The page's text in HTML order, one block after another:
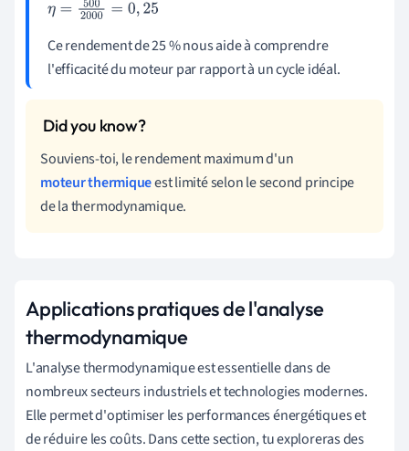
η=5002000=0 ,25
Ce rendement de 25 % nous aide à comprendre
l'efficacité du moteur par rapport à un cycle idéal.
Souviens-toi, le rendement maximum d'un
moteur thermiqueest limité selon le second principe
de la thermodynamique.
Applications pratiques de l'analyse
thermodynamique
L'analyse thermodynamique est essentielle dans de
nombreux secteurs industriels et technologies modernes.
Elle permet d'optimiser les performances énergétiques et
de réduire les coûts. Dans cette section, tu exploreras des